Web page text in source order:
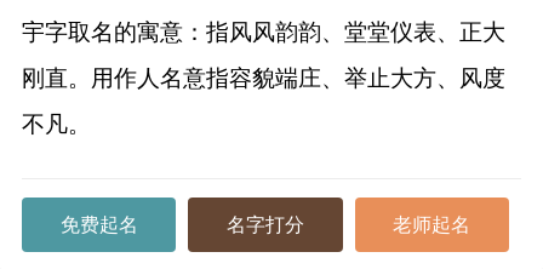
宇字取名的寓意：指风风韵韵、堂堂仪表、正大
刚直。用作人名意指容貌端庄、举止大方、风度
不凡。
免费起名 名字打分 老师起名